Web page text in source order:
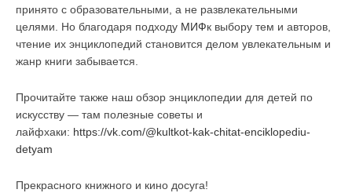
принято с образовательными, а не развлекательными
целями. Но благодаря подходу МИФк выбору тем и авторов,
чтение их энциклопедий становится делом увлекательным и
жанр книги забывается.
Прочитайте также наш обзор энциклопедии для детей по
искусству — там полезные советы и
лайфхаки: https://vk.com/@kultkot-kak-chitat-enciklopediu-
detyam
Прекрасного книжного и кино досуга!